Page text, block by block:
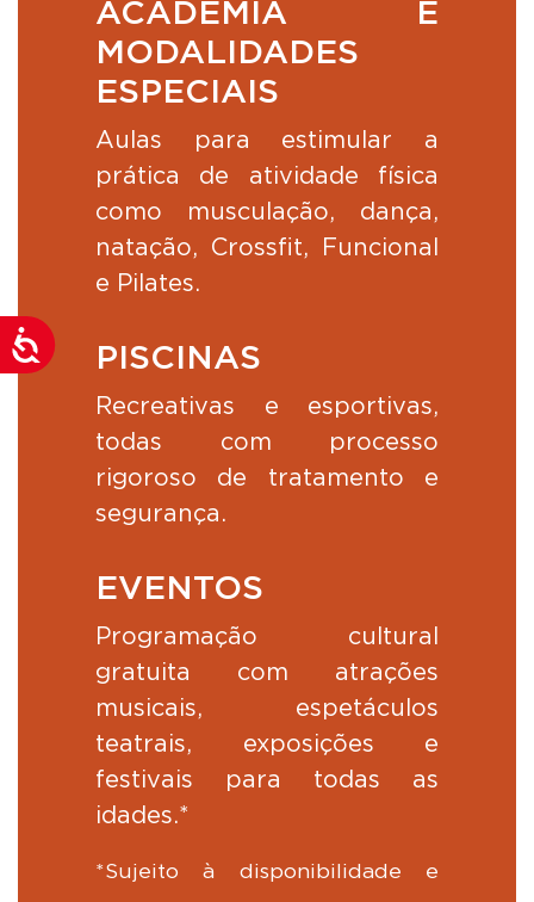
Acessibilidade
ACADEMIA E
MODALIDADES
ESPECIAIS
Aulas para estimular a
prática de atividade física
como musculação, dança,
natação, Crossfit, Funcional
e Pilates.
PISCINAS
Recreativas e esportivas,
todas com processo
rigoroso de tratamento e
segurança.
EVENTOS
Programação cultural
gratuita com atrações
musicais, espetáculos
teatrais, exposições e
festivais para todas as
idades.*
*Sujeito à disponibilidade e